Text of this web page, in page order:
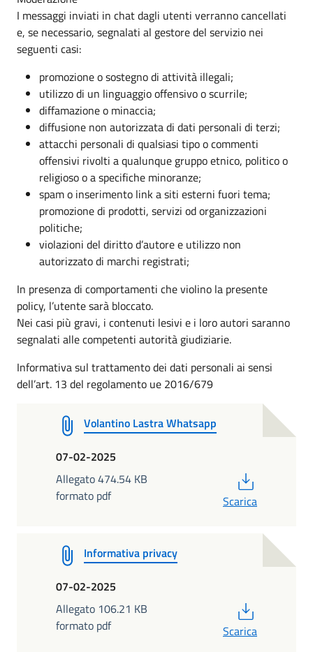
I messaggi inviati in chat dagli utenti verranno cancellati
e, se necessario, segnalati al gestore del servizio nei
seguenti casi:
promozione o sostegno di attività illegali;
utilizzo di un linguaggio offensivo o scurrile;
diffamazione o minaccia;
diffusione non autorizzata di dati personali di terzi;
attacchi personali di qualsiasi tipo o commenti
offensivi rivolti a qualunque gruppo etnico, politico o
religioso o a specifiche minoranze;
spam o inserimento link a siti esterni fuori tema;
promozione di prodotti, servizi od organizzazioni
politiche;
violazioni del diritto d’autore e utilizzo non
autorizzato di marchi registrati;
In presenza di comportamenti che violino la presente
policy, l’utente sarà bloccato.
Nei casi più gravi, i contenuti lesivi e i loro autori saranno
segnalati alle competenti autorità giudiziarie.
Informativa sul trattamento dei dati personali ai sensi
dell’art. 13 del regolamento ue 2016/679
Volantino Lastra Whatsapp
07-02-2025
Allegato 474.54 KB
formato pdf
Scarica
Informativa privacy
07-02-2025
Allegato 106.21 KB
formato pdf
Scarica